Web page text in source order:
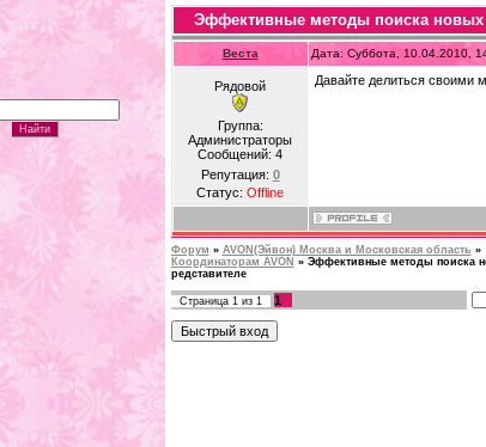
Эффективные методы поиска новых
Веста Дата: Суббота, 10.04.2010,
Рядовой
Группа:
Администраторы
Сообщений: 4
Репутация: 0
Статус: Offline
Давайте делиться своими
Форум » AVON(Эйвон) Москва и Московская область »
Координаторам AVON » Эффективные методы поиска
редставителе
Страница 1из 1
1